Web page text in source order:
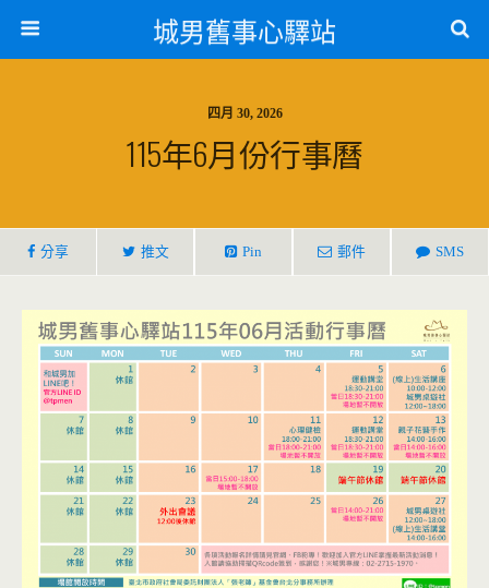
城男舊事心驛站
四月 30, 2026
115年6月份行事曆
分享 推文 Pin 郵件 SMS